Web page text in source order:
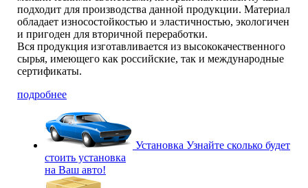
подходит для производства данной продукции. Материал
обладает износостойкостью и эластичностью, экологичен
и пригоден для вторичной переработки.
Вся продукция изготавливается из высококачественного
сырья, имеющего как российские, так и международные
сертификаты.
подробнее
Установка Узнайте сколько будет
стоить установка
на Ваш авто!